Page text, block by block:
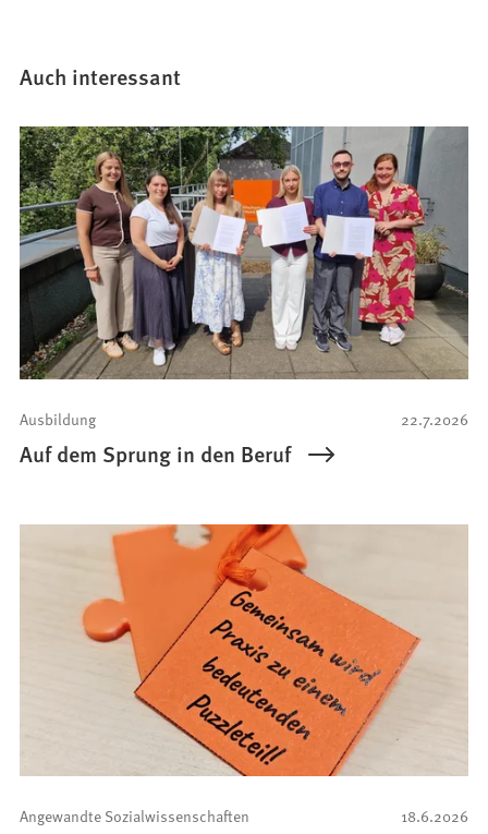
Auch interessant
22.7.2026
Ausbildung
Auf dem Sprung in den Beruf
18.6.2026
Angewandte Sozialwissenschaften